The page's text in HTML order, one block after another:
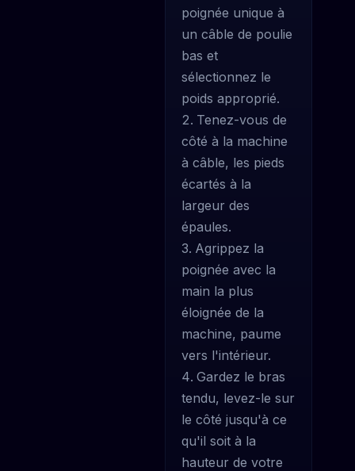
poignée unique à
un câble de poulie
bas et
sélectionnez le
poids approprié.
Tenez-vous de
côté à la machine
à câble, les pieds
écartés à la
largeur des
épaules.
Agrippez la
poignée avec la
main la plus
éloignée de la
machine, paume
vers l'intérieur.
Gardez le bras
tendu, levez-le sur
le côté jusqu'à ce
qu'il soit à la
hauteur de votre